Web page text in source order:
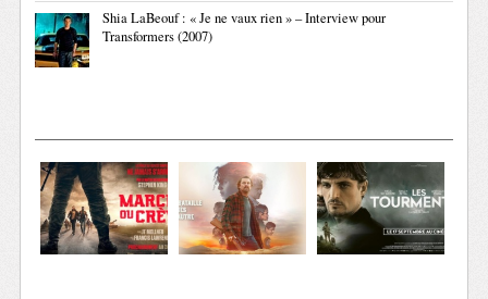
Shia LaBeouf : « Je ne vaux rien » – Interview pour
Transformers (2007)